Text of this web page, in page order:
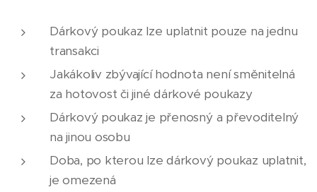
Dárkový poukaz lze uplatnit pouze na jednu
transakci
Jakákoliv zbývající hodnota není směnitelná
za hotovost či jiné dárkové poukazy
Dárkový poukaz je přenosný a převoditelný
na jinou osobu
Doba, po kterou lze dárkový poukaz uplatnit,
je omezená